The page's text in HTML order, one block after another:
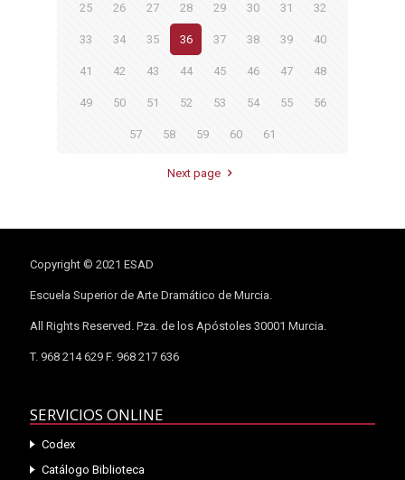
25 26 27 28 29 30 31 32
33 34 35 36 37 38 39 40
41 42 43 44 45 46 47 48
49 50 51 52 53 54 55 56
57 58 59 60 61
Next page
Copyright © 2021 ESAD
Escuela Superior de Arte Dramático de Murcia.
All Rights Reserved. Pza. de los Apóstoles 30001 Murcia.
T. 968 214 629 F. 968 217 636
SERVICIOS ONLINE
Codex
Catálogo Biblioteca